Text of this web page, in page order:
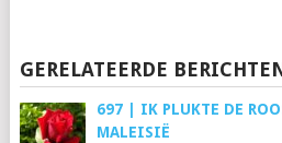
GERELATEERDE
697 | IK PLUKTE DE
MALEISIË